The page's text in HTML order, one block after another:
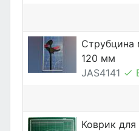
Струбцина
120 мм
JAS4141
Коврик для